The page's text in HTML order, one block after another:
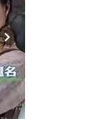
Next slide